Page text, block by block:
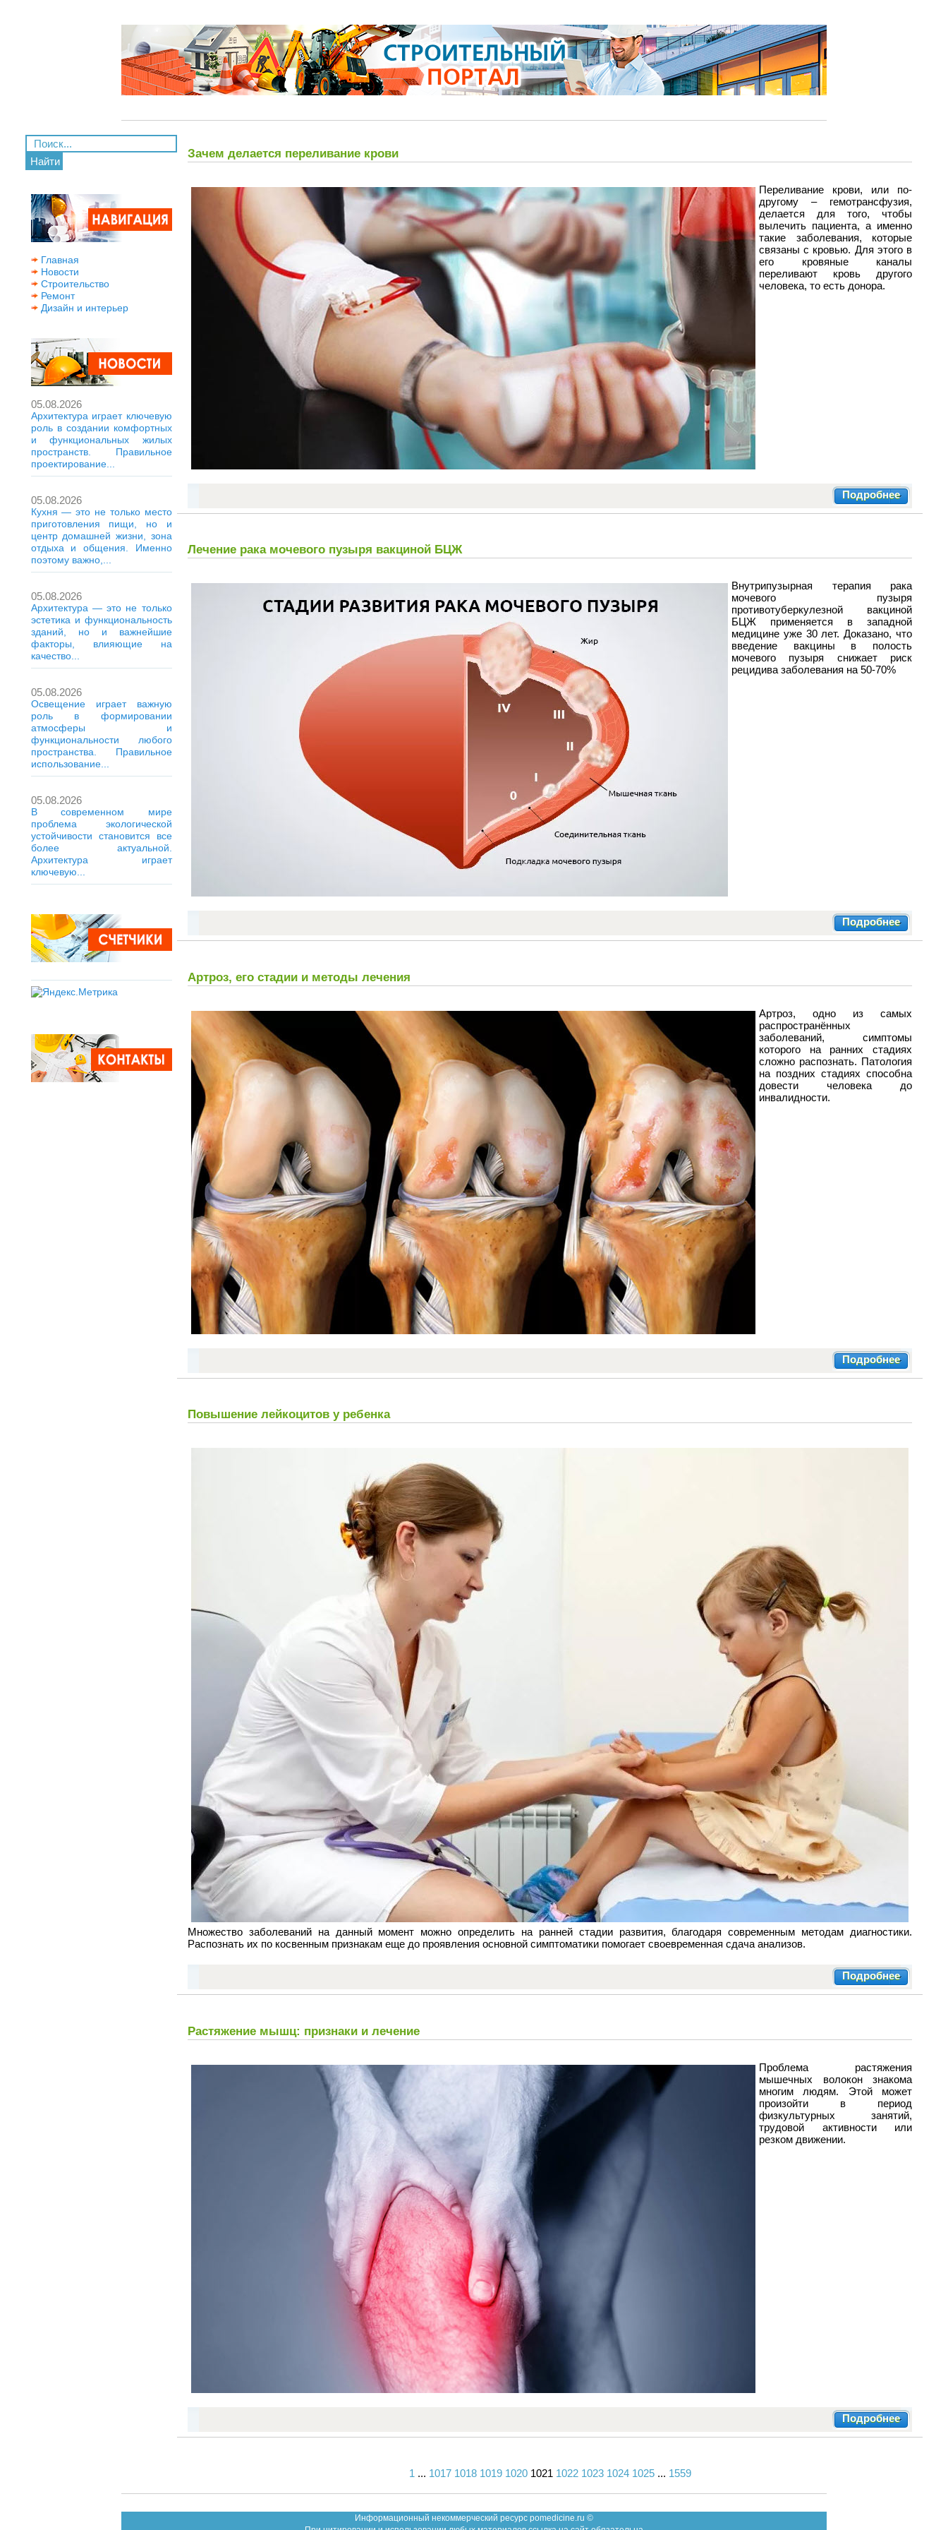
Найти
Главная
Новости
Строительство
Ремонт
Дизайн и интерьер
05.08.2026
Архитектура играет ключевую
роль в создании комфортных
и функциональных жилых
пространств. Правильное
проектирование...
05.08.2026
Кухня — это не только место
приготовления пищи, но и
центр домашней жизни, зона
отдыха и общения. Именно
поэтому важно,...
05.08.2026
Архитектура — это не только
эстетика и функциональность
зданий, но и важнейшие
факторы, влияющие на
качество...
05.08.2026
Освещение играет важную
роль в формировании
атмосферы и
функциональности любого
пространства. Правильное
использование...
05.08.2026
В современном мире
проблема экологической
устойчивости становится все
более актуальной.
Архитектура играет
ключевую...
Зачем делается переливание крови
Переливание крови, или по-
другому – гемотрансфузия,
делается для того, чтобы
вылечить пациента, а именно
такие заболевания, которые
связаны с кровью. Для этого в
его кровяные каналы
переливают кровь другого
человека, то есть донора.
Подробнее
Лечение рака мочевого пузыря вакциной БЦЖ
Внутрипузырная терапия рака
мочевого пузыря
противотуберкулезной вакциной
БЦЖ применяется в западной
медицине уже 30 лет. Доказано, что
введение вакцины в полость
мочевого пузыря снижает риск
рецидива заболевания на 50-70%
Подробнее
Артроз, его стадии и методы лечения
Артроз, одно из самых
распространённых
заболеваний, симптомы
которого на ранних стадиях
сложно распознать. Патология
на поздних стадиях способна
довести человека до
инвалидности.
Подробнее
Повышение лейкоцитов у ребенка
Множество заболеваний на данный момент можно определить на ранней стадии развития, благодаря современным методам диагностики.
Распознать их по косвенным признакам еще до проявления основной симптоматики помогает своевременная сдача анализов.
Подробнее
Растяжение мышц: признаки и лечение
Проблема растяжения
мышечных волокон знакома
многим людям. Этой может
произойти в период
физкультурных занятий,
трудовой активности или
резком движении.
Подробнее
1 ... 1017 1018 1019 1020 1021 1022 1023 1024 1025 ... 1559
Информационный некоммерческий ресурс pomedicine.ru ©